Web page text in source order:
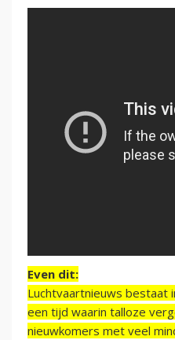
Even dit:
Luchtvaartnieuws bestaat
een tijd waarin talloze
nieuwkomers met veel